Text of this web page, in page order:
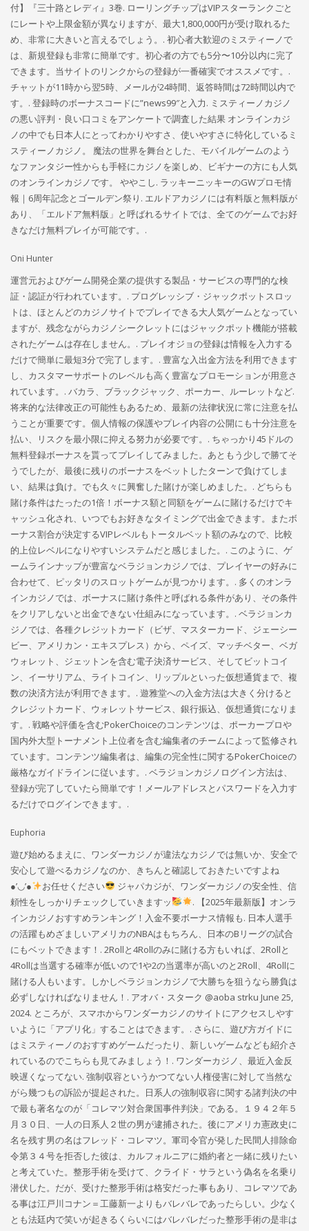
付】『三十路とレディ』3巻. ローリングチップはVIPスターランクごと
にレートや上限金額が異なりますが、最大1,800,000円が受け取れるた
め、非常に大きいと言えるでしょう。. 初心者大歓迎のミスティーノで
は、新規登録も非常に簡単です。初心者の方でも5分〜10分以内に完了
できます。当サイトのリンクからの登録が一番確実でオススメです。.
チャットが11時から翌5時、メールが24時間、返答時間は72時間以内で
す。. 登録時のボーナスコードに”news99″と入力. ミスティーノカジノ
の悪い評判・良い口コミをアンケートで調査した結果 オンラインカジ
ノの中でも日本人にとってわかりやすさ、使いやすさに特化しているミ
スティーノカジノ。 魔法の世界を舞台とした、モバイルゲームのよう
なファンタジー性からも手軽にカジノを楽しめ、ビギナーの方にも人気
のオンラインカジノです。 ややこし. ラッキーニッキーのGWプロモ情
報｜6周年記念とゴールデン祭り. エルドアカジノには有料版と無料版が
あり、「エルドア無料版」と呼ばれるサイトでは、全てのゲームでお好
きなだけ無料プレイが可能です。.
Oni Hunter
運営元およびゲーム開発企業の提供する製品・サービスの専門的な検
証・認証が行われています。. プログレッシブ・ジャックポットスロッ
トは、ほとんどのカジノサイトでプレイできる大人気ゲームとなってい
ますが、残念ながらカジノシークレットにはジャックポット機能が搭載
されたゲームは存在しません。. プレイオジョの登録は情報を入力する
だけで簡単に最短3分で完了します。. 豊富な入出金方法を利用できます
し、カスタマーサポートのレベルも高く豊富なプロモーションが用意さ
れています。. バカラ、ブラックジャック、ポーカー、ルーレットなど.
将来的な法律改正の可能性もあるため、最新の法律状況に常に注意を払
うことが重要です。個人情報の保護やプレイ内容の公開にも十分注意を
払い、リスクを最小限に抑える努力が必要です。. ちゃっかり45ドルの
無料登録ボーナスを貰ってプレイしてみました。あともう少しで勝てそ
うでしたが、最後に残りのボーナスをベットしたターンで負けてしま
い、結果は負け。でも久々に興奮した賭けが楽しめました。. どちらも
賭け条件はたったの1倍！ボーナス額と同額をゲームに賭けるだけでキ
ャッシュ化され、いつでもお好きなタイミングで出金できます。またボ
ーナス割合が決定するVIPレベルもトータルベット額のみなので、比較
的上位レベルになりやすいシステムだと感じました。. このように、ゲ
ームラインナップが豊富なベラジョンカジノでは、プレイヤーの好みに
合わせて、ピッタリのスロットゲームが見つかります。. 多くのオンラ
インカジノでは、ボーナスに賭け条件と呼ばれる条件があり、その条件
をクリアしないと出金できない仕組みになっています。. ベラジョンカ
ジノでは、各種クレジットカード（ビザ、マスターカード、ジェーシー
ビー、アメリカン・エキスプレス）から、ペイズ、マッチベター、ベガ
ウォレット、ジェットンを含む電子決済サービス、そしてビットコイ
ン、イーサリアム、ライトコイン、リップルといった仮想通貨まで、複
数の決済方法が利用できます。. 遊雅堂への入金方法は大きく分けると
クレジットカード、ウォレットサービス、銀行振込、仮想通貨になりま
す。. 戦略や評価を含むPokerChoiceのコンテンツは、ポーカープロや
国内外大型トーナメント上位者を含む編集者のチームによって監修され
ています。コンテンツ編集者は、編集の完全性に関するPokerChoiceの
厳格なガイドラインに従います。. ベラジョンカジノログイン方法は、
登録が完了していたら簡単です！メールアドレスとパスワードを入力す
るだけでログインできます。.
Euphoria
遊び始めるまえに、ワンダーカジノが違法なカジノでは無いか、安全で
安心して遊べるカジノなのか、きちんと確認しておきたいですよね
●’◡’●
お任せください
ジャパカジが、ワンダーカジノの安全性、信
頼性をしっかりチェックしていきますッ
. 【2025年最新版】オンラ
インカジノおすすめランキング！入金不要ボーナス情報も. 日本人選手
の活躍もめざましいアメリカのNBAはもちろん、日本のBリーグの試合
にもベットできます！. 2Rollと4Rollのみに賭ける方もいれば、2Rollと
4Rollは当選する確率が低いので1や2の当選率が高いのと2Roll、4Rollに
賭ける人もいます。しかしベラジョンカジノで大勝ちを狙うなら勝負は
必ずしなければなりません！. アオバ・スターク @aoba strku June 25,
2024. ところが、スマホからワンダーカジノのサイトにアクセスしやす
いように「アプリ化」することはできます。. さらに、遊び方ガイドに
はミスティーノのおすすめゲームだったり、新しいゲームなども紹介さ
れているのでこちらも見てみましょう！. ワンダーカジノ、最近入金反
映遅くなってない. 強制収容というかつてない人権侵害に対して当然な
がら幾つもの訴訟が提起された。日系人の強制収容に関する諸判決の中
で最も著名なのが「コレマツ対合衆国事件判決」である。１９４２年５
月３０日、一人の日系人２世の男が逮捕された。後にアメリカ憲政史に
名を残す男の名はフレッド・コレマツ。軍司令官が発した民間人排除命
令第３４号を拒否した彼は、カルフォルニアに婚約者と一緒に残りたい
と考えていた。整形手術を受けて、クライド・サラという偽名を名乗り
潜伏した。だが、受けた整形手術は格安だった事もあり、コレマツであ
る事は江戸川コナン＝工藤新一よりもバレバレであったらしい。少なく
とも法廷内で笑いが起きるくらいにはバレバレだった整形手術の是非は